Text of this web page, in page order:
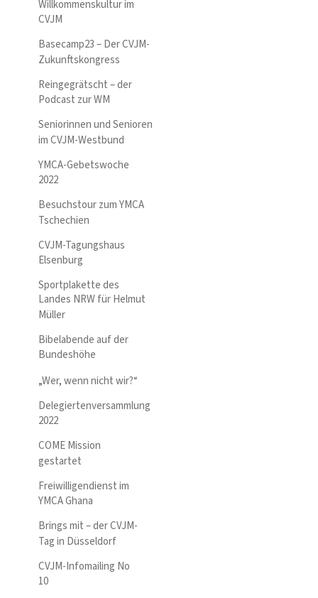
Willkommenskultur im
CVJM
Basecamp23 – Der CVJM-
Zukunftskongress
Reingegrätscht – der
Podcast zur WM
Seniorinnen und Senioren
im CVJM-Westbund
YMCA-Gebetswoche
2022
Besuchstour zum YMCA
Tschechien
CVJM-Tagungshaus
Elsenburg
Sportplakette des
Landes NRW für Helmut
Müller
Bibelabende auf der
Bundeshöhe
„Wer, wenn nicht wir?“
Delegiertenversammlung
2022
COME Mission
gestartet
Freiwilligendienst im
YMCA Ghana
Brings mit – der CVJM-
Tag in Düsseldorf
CVJM-Infomailing No
10